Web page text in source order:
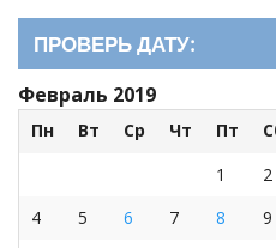
ПРОВЕРЬ ДАТУ:
Февраль 2019
Пн Вт Ср Чт Пт
1
2
4
5 6 7 8 9